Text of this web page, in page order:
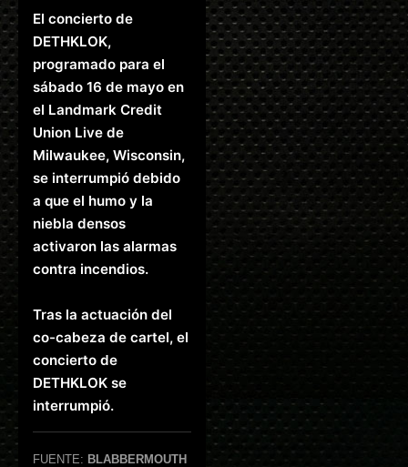
El concierto de
DETHKLOK,
programado para el
sábado 16 de mayo en
el Landmark Credit
Union Live de
Milwaukee, Wisconsin,
se interrumpió debido
a que el humo y la
niebla densos
activaron las alarmas
contra incendios.
Tras la actuación del
co-cabeza de cartel, el
concierto de
DETHKLOK se
interrumpió.
FUENTE: BLABBERMOUTH